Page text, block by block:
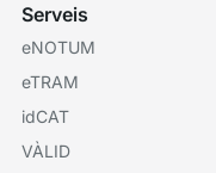
Serveis
eNOTUM
eTRAM
idCAT
VÀLID